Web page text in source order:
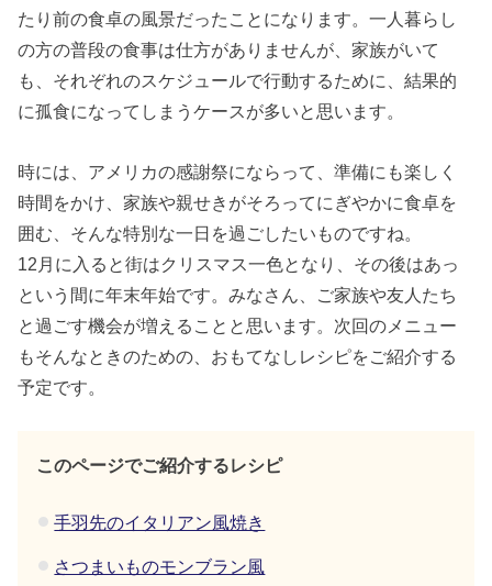
たり前の食卓の風景だったことになります。一人暮らし
の方の普段の食事は仕方がありませんが、家族がいて
も、それぞれのスケジュールで行動するために、結果的
に孤食になってしまうケースが多いと思います。
時には、アメリカの感謝祭にならって、準備にも楽しく
時間をかけ、家族や親せきがそろってにぎやかに食卓を
囲む、そんな特別な一日を過ごしたいものですね。
12月に入ると街はクリスマス一色となり、その後はあっ
という間に年末年始です。みなさん、ご家族や友人たち
と過ごす機会が増えることと思います。次回のメニュー
もそんなときのための、おもてなしレシピをご紹介する
予定です。
このページでご紹介するレシピ
手羽先のイタリアン風焼き
さつまいものモンブラン風